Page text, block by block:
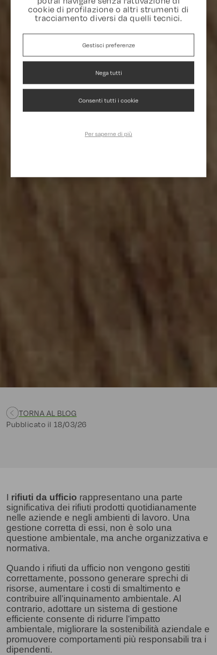
TORNA AL BLOG
Pubblicato il 18/03/26
I rifiuti da ufficio rappresentano una parte
significativa dei rifiuti prodotti quotidianamente
nelle aziende e negli ambienti di lavoro. Una
gestione corretta di essi, non è solo una
questione ambientale, ma anche organizzativa e
normativa.
Quando i rifiuti da ufficio non vengono gestiti
correttamente, possono generare sprechi di
risorse, aumentare i costi di smaltimento e
contribuire all’inquinamento ambientale. Al
contrario, adottare un sistema di gestione
efficiente consente di ridurre l’impatto
ambientale, migliorare la sostenibilità aziendale e
promuovere comportamenti più responsabili tra i
dipendenti.
cookie di profilazione o altri strumenti di
tracciamento diversi da quelli tecnici.
Gestisci preferenze
Nega tutti
Consenti tutti i cookie
Per saperne di più